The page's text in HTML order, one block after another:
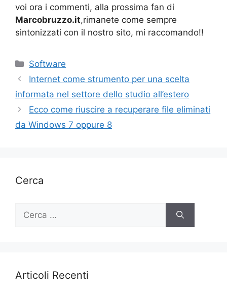
voi ora i commenti, alla prossima fan di
Marcobruzzo.it,rimanete come sempre
sintonizzati con il nostro sito, mi raccomando!!
Categorie
Software
Internet come strumento per una scelta
informata nel settore dello studio all’estero
Ecco come riuscire a recuperare file eliminati
da Windows 7 oppure 8
Cerca
per:
Articoli Recenti